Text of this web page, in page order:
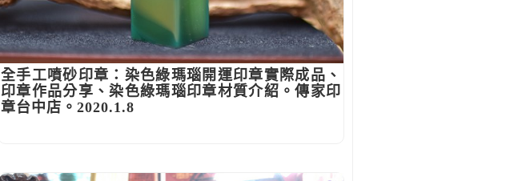
全手工噴砂印章：染色綠瑪瑙開運印章實際成品、
印章作品分享、染色綠瑪瑙印章材質介紹。傳家印
章台中店。2020.1.8